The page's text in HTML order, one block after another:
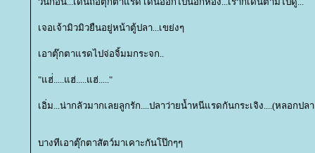
เจอเจ้ามิวมิวยืนอยู่หน้าตู้ปลา...เขย่งๆ
เอาตุ๊กตาแรดไปจ่อจิ้มมกระจก..
"แฮ่่.....แฮ่.....แฮ่....."
เอิ่ม...น่ากลัวมากเลยลูกรัก....ปลาว่ายน้ำหนีแรดกันกระเจิง....(หลอกปล
บางทีเอาตุ๊กตาสัตว์มาเคาะกันโป๊กๆๆ